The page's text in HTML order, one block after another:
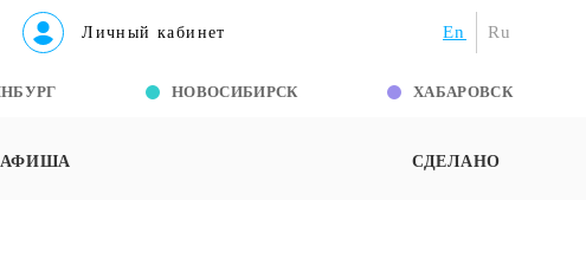
Личный кабинет En Ru
НОВОСИБИРСК ХАБАРОВСК
АФИША СДЕЛАНО